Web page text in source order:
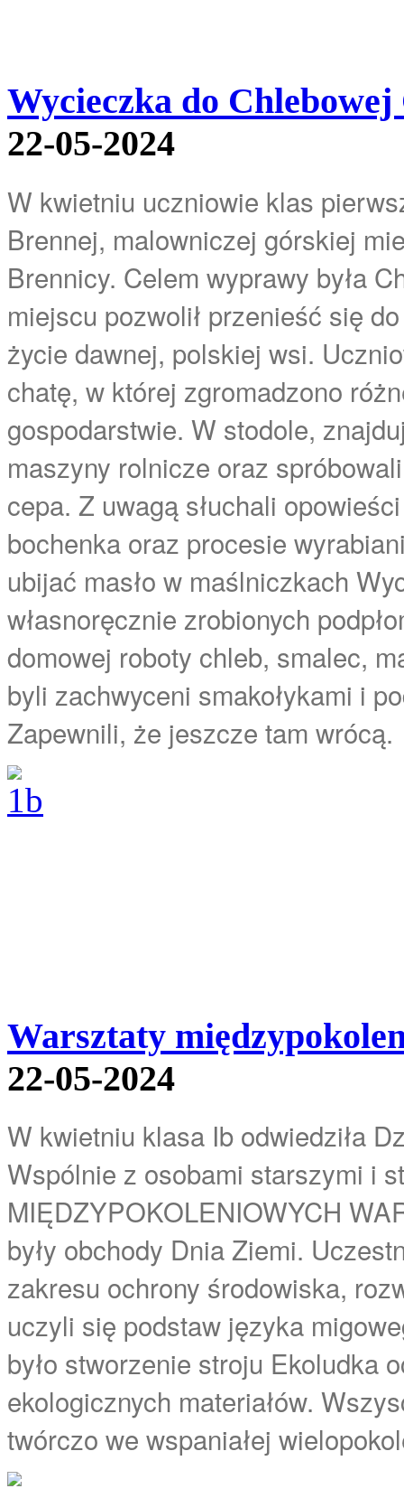
Wycieczka do
22-05-2024
W kwietniu uczniowie klas
Brennej, malowniczej górskiej
Brennicy. Celem wyprawy była
miejscu pozwolił przenieść się
życie dawnej, polskiej wsi.
chatę, w której zgromadzono
gospodarstwie. W stodole,
maszyny rolnicze oraz
cepa. Z uwagą słuchali
bochenka oraz procesie
ubijać masło w maślniczkach
własnoręcznie zrobionych
domowej roboty chleb, smalec,
byli zachwyceni smakołykami i
Zapewnili, że jeszcze tam wrócą.
Warsztaty
22-05-2024
W kwietniu klasa Ib odwiedziła
Wspólnie z osobami starszymi i
MIĘDZYPOKOLENIOWYCH
były obchody Dnia Ziemi.
zakresu ochrony środowiska,
uczyli się podstaw języka
było stworzenie stroju Ekoludka
ekologicznych materiałów.
twórczo we wspaniałej